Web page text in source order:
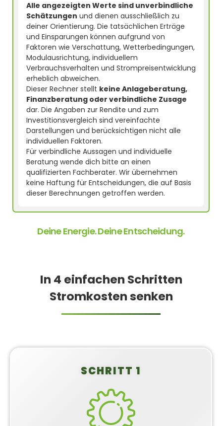
Alle angezeigten Werte sind unverbindliche
Schätzungen und dienen ausschließlich zu
deiner Orientierung. Die tatsächlichen Erträge
und Einsparungen können aufgrund von
Faktoren wie Verschattung, Wetterbedingungen,
Modulausrichtung, individuellem
Verbrauchsverhalten und Strompreisentwicklung
erheblich abweichen.
Dieser Rechner stellt keine Anlageberatung,
Finanzberatung oder verbindliche Zusage
dar. Die Angaben zur Rendite und zum
Investitionsvergleich sind vereinfachte
Darstellungen und berücksichtigen nicht alle
individuellen Faktoren.
Für verbindliche Aussagen und individuelle
Beratung wende dich bitte an einen
qualifizierten Fachberater. Wir übernehmen
keine Haftung für Entscheidungen, die auf Basis
dieser Berechnungen getroffen werden.
Deine Energie. Deine Entscheidung.
In 4 einfachen Schritten
Stromkosten senken
SCHRITT 1
Balkonkraftwerk
konfigurieren